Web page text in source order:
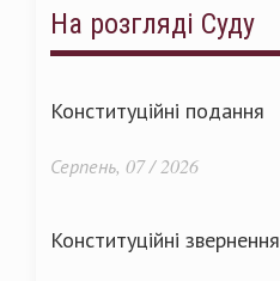
На розгляді Суду
Конституційні подання
Серпень, 07 / 2026
Конституційні звернення